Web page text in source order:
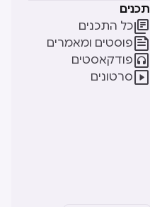
תכנים
כל התכנים
פוסטים ומאמרים
פודקאסטים
סרטונים